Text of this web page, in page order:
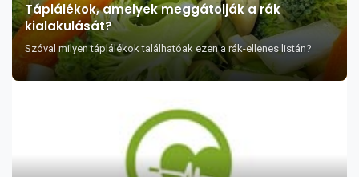
Táplálékok, amelyek meggátolják a rák
kialakulását?
Szóval milyen táplálékok találhatóak ezen a rák-ellenes listán?